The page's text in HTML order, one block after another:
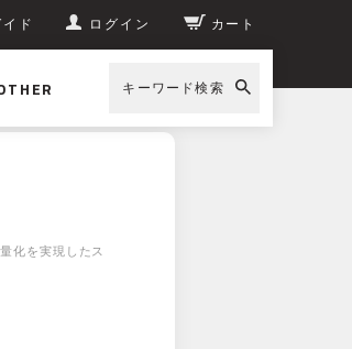
ド ログイン カート
キーワード検索
化を実現したス